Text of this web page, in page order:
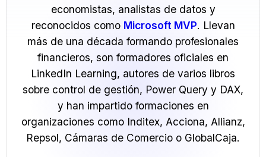
economistas, analistas de datos y
reconocidos como Microsoft MVP. Llevan
más de una década formando profesionales
financieros, son formadores oficiales en
LinkedIn Learning, autores de varios libros
sobre control de gestión, Power Query y DAX,
y han impartido formaciones en
organizaciones como Inditex, Acciona, Allianz,
Repsol, Cámaras de Comercio o GlobalCaja.